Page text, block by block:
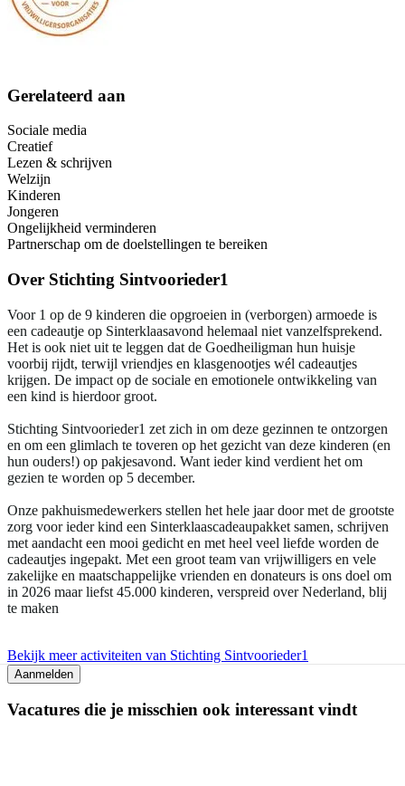
Gerelateerd aan
Sociale media
Creatief
Lezen & schrijven
Welzijn
Kinderen
Jongeren
Ongelijkheid verminderen
Partnerschap om de doelstellingen te bereiken
Over Stichting Sintvoorieder1
Voor 1 op de 9 kinderen die opgroeien in (verborgen) armoede is
een cadeautje op Sinterklaasavond helemaal niet vanzelfsprekend.
Het is ook niet uit te leggen dat de Goedheiligman hun huisje
voorbij rijdt, terwijl vriendjes en klasgenootjes wél cadeautjes
krijgen. De impact op de sociale en emotionele ontwikkeling van
een kind is hierdoor groot.
Stichting Sintvoorieder1 zet zich in om deze gezinnen te ontzorgen
en om een glimlach te toveren op het gezicht van deze kinderen (en
hun ouders!) op pakjesavond. Want ieder kind verdient het om
gezien te worden op 5 december.
Onze pakhuismedewerkers stellen het hele jaar door met de grootste
zorg voor ieder kind een Sinterklaascadeaupakket samen, schrijven
met aandacht een mooi gedicht en met heel veel liefde worden de
cadeautjes ingepakt. Met een groot team van vrijwilligers en vele
zakelijke en maatschappelijke vrienden en donateurs is ons doel om
in 2026 maar liefst 45.000 kinderen, verspreid over Nederland, blij
te maken
Bekijk meer activiteiten van Stichting Sintvoorieder1
Aanmelden
Vacatures die je misschien ook interessant vindt